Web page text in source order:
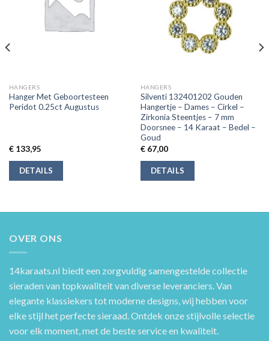
HANGERS
Hanger Met Geboortesteen
Peridot 0.25ct Augustus
€133,95
DETAILS
HANGERS
Silventi 132401202 Gouden
Hangertje – Dames – Cirkel –
Zirkonia Steentjes – 7 mm
Doorsnee – 14 Karaat – Bedel –
Goud
€67,00
DETAILS
OVER ONS
14karaats.nl biedt een zorgvuldig samengestelde collectie
sieraden van topkwaliteit van diverse leveranciers. Van
elegante klassiekers tot moderne designs, wij hebben voor
elke stijl het perfecte sieraad. Ontdek onze stijlvolle selectie
voor elk moment, met de beste service en kwaliteit.